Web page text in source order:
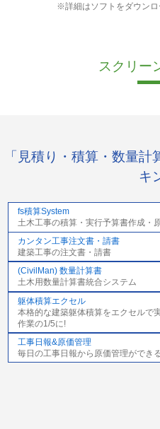
※詳細はソフトをダウンロ
スクリー
「見積り・積算・数量
キ
fs積算System
土木工事の積算・実行予算書作成・
カンタン工事注文書・請書
建築工事の注文書・請書
(CivilMan) 数量計算書
土木用数量計算書統合システム
躯体積算エクセル
本格的な建築躯体積算をエクセルで
作業の1/5に!
工事日報&原価管理
毎日の工事日報から原価管理ができ